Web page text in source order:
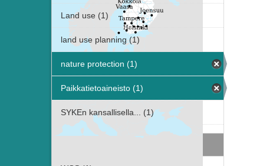
Land use (1)
land use planning (1)
nature protection (1)
Paikkatietoaineisto (1)
SYKEn kansallisella... (1)